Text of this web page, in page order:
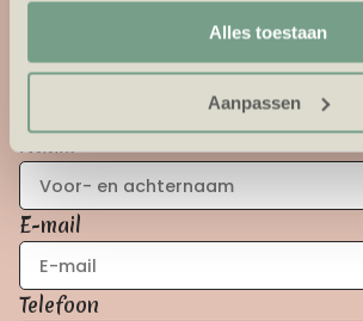
aanbiedingen en advertenties laten zien.
Alles toestaan
Aanpassen
solliciteer nu!
Naam
E-mail
Telefoon